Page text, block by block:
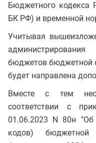
Бюджетного кодекса
БК РФ) и временной
Учитывая
бюджетов бюджетной
будет направлена
Вместе с тем
соответствии с
01.06.2023 N 80н "Об
кодов) бюджетной